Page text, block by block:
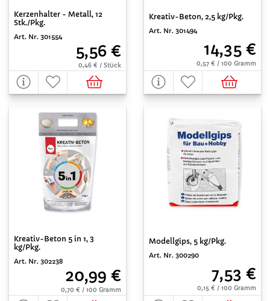
Kerzenhalter - Metall, 12
Stk./Pkg.
Art. Nr. 301554
5,56 €
0,46 € / Stück
Kreativ-Beton, 2,5 kg/Pkg.
Art. Nr. 301494
14,35 €
0,57 € / 100 Gramm
Kreativ-Beton 5 in 1, 3
kg/Pkg.
Art. Nr. 302238
20,99 €
0,70 € / 100 Gramm
Modellgips, 5 kg/Pkg.
Art. Nr. 300290
7,53 €
0,15 € / 100 Gramm